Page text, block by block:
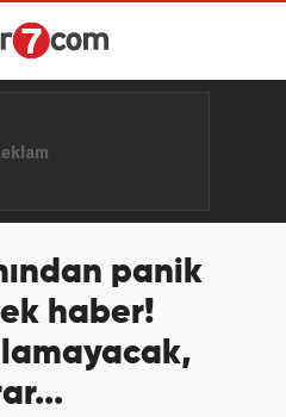
panik
haber!